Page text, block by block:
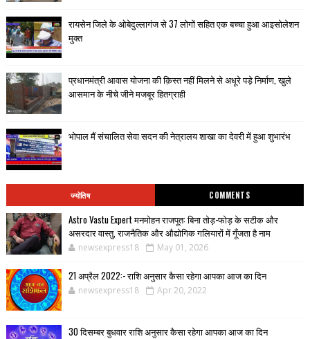
रायसेन जिले के ओबेदुल्लागंज से 37 लोगों सहित एक बच्चा हुआ आइसोलेशन
मुक्त
प्रधानमंत्री आवास योजना की क़िस्त नहीं मिलने से अधूरे पड़े निर्माण, खुले
आसमान के नीचे जीने मजबूर हितग्राही
भोपाल मैं संचालित सेवा सदन की नेत्रालय शाखा का देवरी में हुआ शुभारंभ
ज्योतिष COMMENTS
Astro Vastu Expert मनमोहन राजपूत: बिना तोड़-फोड़ के सटीक और
असरदार वास्तु, राजनैतिक और औद्योगिक गलियारों में गूँजता है नाम
newsexpress18 May 01, 2026
21 अप्रैल 2022:- राशि अनुसार कैसा रहेगा आपका आज का दिन
newsexpress18 Apr 20, 2022
30 दिसम्बर बुधवार राशि अनुसार कैसा रहेगा आपका आज का दिन